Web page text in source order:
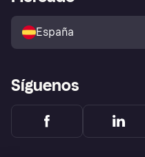
Política de protección al
comprador de Klarna
Reclamaciones
España
Síguenos